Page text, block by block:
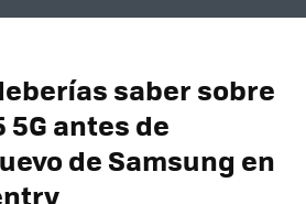
saber sobre
5G antes de
de Samsung en